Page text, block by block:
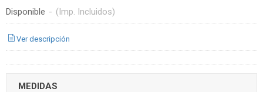
Disponible - (Imp. Incluidos)
Ver descripción
MEDIDAS